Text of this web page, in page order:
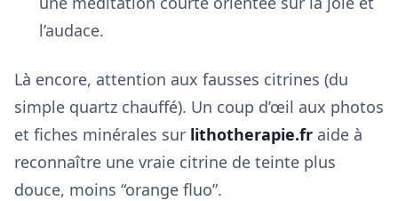
l’audace.
Là encore, attention aux fausses citrines (du
simple quartz chauffé). Un coup d’œil aux photos
et fiches minérales sur lithotherapie.fr aide à
reconnaître une vraie citrine de teinte plus
douce, moins “orange fluo”.